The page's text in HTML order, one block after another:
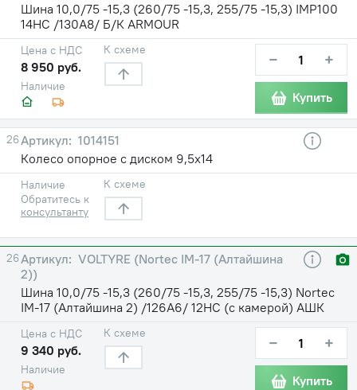
Шина 10,0/75 -15,3 (260/75 -15,3, 255/75 -15,3) IMP100
14НС /130A8/ Б/К ARMOUR
Наличие
Цена с НДС
8 950 руб.
К схеме − +
Купить
26
1014151
Колесо опорное с диском 9,5х14
Наличие
Обратитесь к
консультанту
К схеме
26
VOLTYRE (Nortec IM-17 (Алтайшина
2))
Шина 10,0/75 -15,3 (260/75 -15,3, 255/75 -15,3) Nortec
IM-17 (Алтайшина 2) /126A6/ 12НС (с камерой) АШК
Наличие
Цена с НДС
9 340 руб.
К схеме − +
Купить